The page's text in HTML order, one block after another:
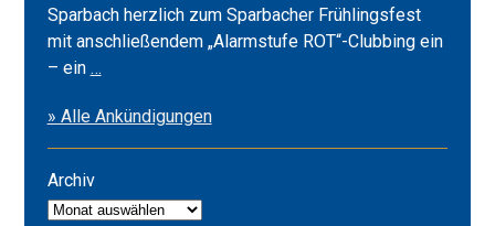
Sparbach herzlich zum Sparbacher Frühlingsfest
mit anschließendem „Alarmstufe ROT“-Clubbing ein
– ein …Frühlingsfest
&
Alarmstufe
» Alle Ankündigungen
Archiv
Archiv